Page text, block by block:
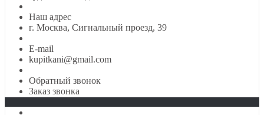
Наш адрес
г. Москва, Сигнальный проезд, 39
E-mail
kupitkani@gmail.com
Обратный звонок
Заказ звонка